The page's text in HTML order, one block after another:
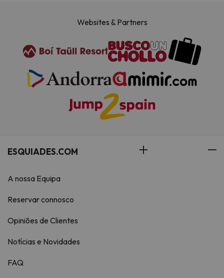
Websites & Partners
ESQUIADES.COM
A nossa Equipa
Reservar connosco
Opiniões de Clientes
Notícias e Novidades
FAQ